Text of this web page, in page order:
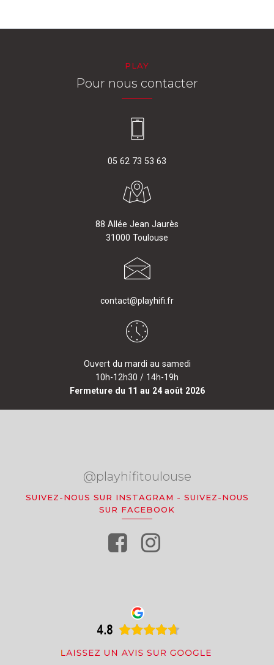
PLAY
Pour nous contacter
05 62 73 53 63
88 Allée Jean Jaurès
31000 Toulouse
contact@playhifi.fr
Ouvert du mardi au samedi
10h-12h30 / 14h-19h
Fermeture du 11 au 24 août 2026
@playhifitoulouse
SUIVEZ-NOUS SUR INSTAGRAM - SUIVEZ-NOUS
SUR FACEBOOK